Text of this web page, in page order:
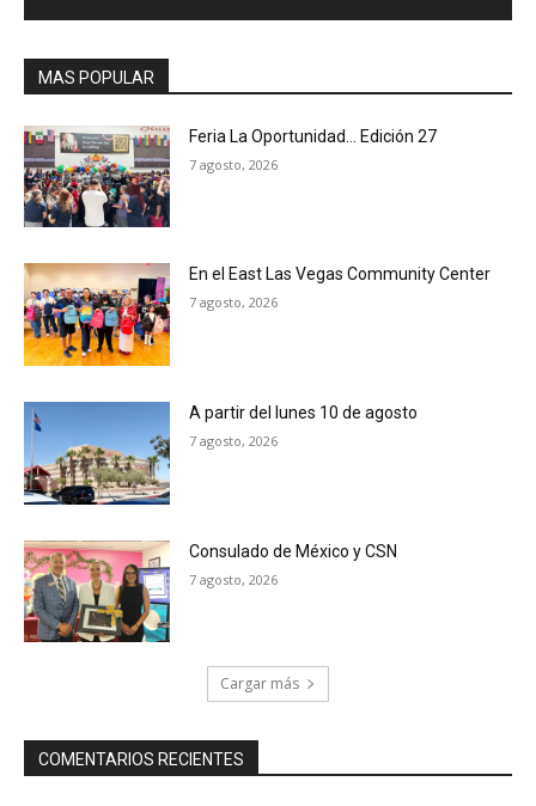
MAS POPULAR
Feria La Oportunidad… Edición 27
7 agosto, 2026
En el East Las Vegas Community Center
7 agosto, 2026
A partir del lunes 10 de agosto
7 agosto, 2026
Consulado de México y CSN
7 agosto, 2026
Cargar más
COMENTARIOS RECIENTES